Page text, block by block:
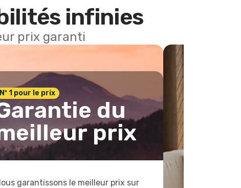
infinies
prix garanti
Nº 1 pour le prix
du
prix
garantissons le meilleur prix sur